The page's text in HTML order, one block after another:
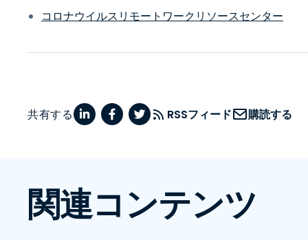
コロナウイルスリモートワークリソースセンター
共有する RSSフィード 購読する
関連コンテンツ